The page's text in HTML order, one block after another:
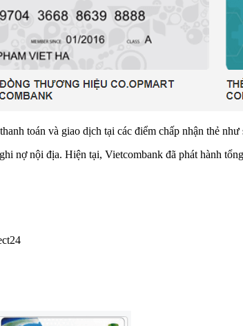
toán và giao dịch tại các điểm chấp nhận thẻ
nợ nội địa. Hiện tại, Vietcombank đã phát hành